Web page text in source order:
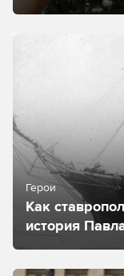
Герои
Как
история